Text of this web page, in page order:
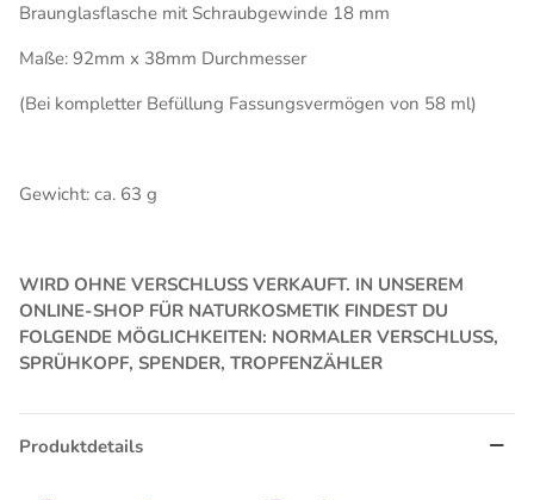
Braunglasflasche mit Schraubgewinde 18 mm
Maße: 92mm x 38mm Durchmesser
(Bei kompletter Befüllung Fassungsvermögen von 58 ml)
Gewicht: ca. 63 g
WIRD OHNE VERSCHLUSS VERKAUFT. IN UNSEREM
ONLINE-SHOP FÜR NATURKOSMETIK FINDEST DU
FOLGENDE MÖGLICHKEITEN: NORMALER VERSCHLUSS,
SPRÜHKOPF, SPENDER, TROPFENZÄHLER
Produktdetails